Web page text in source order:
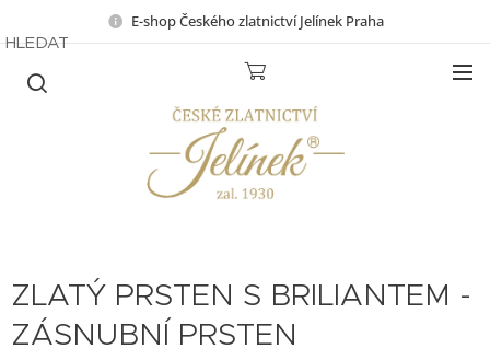
E-shop Českého zlatnictví Jelínek Praha
HLEDAT
ZLATÝ PRSTEN S BRILIANTEM -
ZÁSNUBNÍ PRSTEN